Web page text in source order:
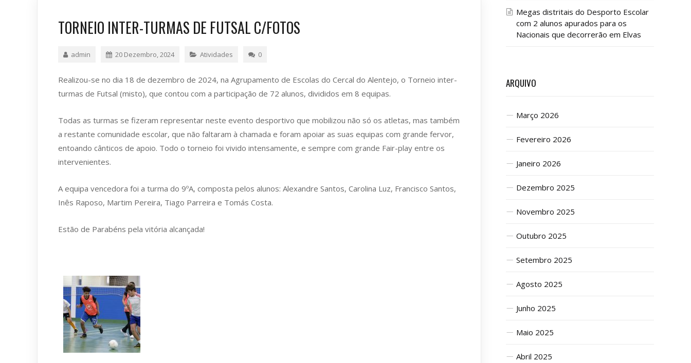
TORNEIO INTER-TURMAS DE FUTSAL C/FOTOS
admin 20 Dezembro, 2024 Atividades 0
Realizou-se no dia 18 de dezembro de 2024, na Agrupamento de Escolas do Cercal do Alentejo, o Torneio inter-
turmas de Futsal (misto), que contou com a participação de 72 alunos, divididos em 8 equipas.
Todas as turmas se fizeram representar neste evento desportivo que mobilizou não só os atletas, mas também
a restante comunidade escolar, que não faltaram à chamada e foram apoiar as suas equipas com grande fervor,
entoando cânticos de apoio. Todo o torneio foi vivido intensamente, e sempre com grande Fair-play entre os
intervenientes.
A equipa vencedora foi a turma do 9ºA, composta pelos alunos: Alexandre Santos, Carolina Luz, Francisco Santos,
Inês Raposo, Martim Pereira, Tiago Parreira e Tomás Costa.
Estão de Parabéns pela vitória alcançada!
Megas distritais do Desporto Escolar
com 2 alunos apurados para os
Nacionais que decorrerão em Elvas
ARQUIVO
Março 2026
Fevereiro 2026
Janeiro 2026
Dezembro 2025
Novembro 2025
Outubro 2025
Setembro 2025
Agosto 2025
Junho 2025
Maio 2025
Abril 2025